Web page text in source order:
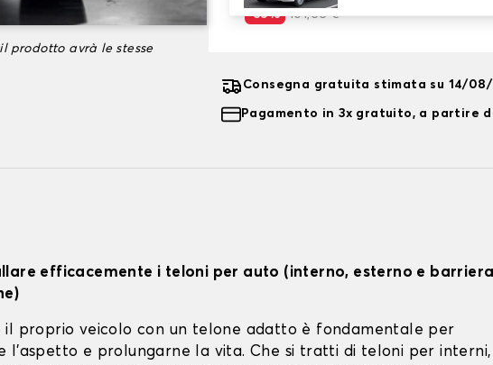
prodotto avrà le stesse
-35% 101,66 €
Consegna gratuita stimata su 14/08/
Pagamento in 3x gratuito, a partire
efficacemente i teloni per auto (interno, esterno e barriera
il proprio veicolo con un telone adatto è fondamentale per
l'aspetto e prolungarne la vita. Che si tratti di teloni per interni,